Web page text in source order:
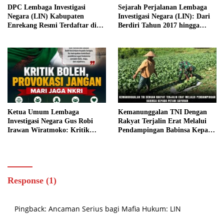
DPC Lembaga Investigasi
Negara (LIN) Kabupaten
Enrekang Resmi Terdaftar di
Sejarah Perjalanan Lembaga
Investigasi Negara (LIN): Dari
Berdiri Tahun 2017 hingga
Ketua Umum Lembaga
Investigasi Negara Gus Robi
Irawan Wiratmoko: Kritik
Kemanunggalan TNI Dengan
Rakyat Terjalin Erat Melalui
Pendampingan Babinsa Kepada
Response (1)
Pingback: Ancaman Serius bagi Mafia Hukum: LIN